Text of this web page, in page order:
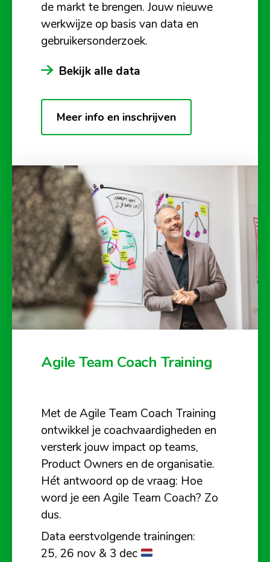
de markt te brengen. Jouw nieuwe
werkwijze op basis van data en
gebruikersonderzoek.
Bekijk alle data
Meer info en inschrijven
Agile Team Coach Training
Met de Agile Team Coach Training
ontwikkel je coachvaardigheden en
versterk jouw impact op teams,
Product Owners en de organisatie.
Hét antwoord op de vraag: Hoe
word je een Agile Team Coach? Zo
dus.
Data eerstvolgende trainingen:
25, 26 nov & 3 dec